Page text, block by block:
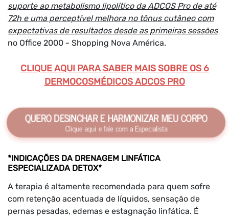
suporte ao metabolismo lipolítico da ADCOS Pro de até
72h e uma perceptível melhora no tônus cutâneo com
expectativas de resultados desde as primeiras sessões
no Office 2000 - Shopping Nova América.
CLIQUE AQUI PARA SABER MAIS SOBRE OS 6
DERMOCOSMÉDICOS ADCOS PRO
QUERO DESINCHAR E HARMONIZAR MEU CORPO
Clique aqui e fale com a Especialista
*INDICAÇÕES DA DRENAGEM LINFÁTICA
ESPECIALIZADA DETOX*
A terapia é altamente recomendada para quem sofre
com retenção acentuada de líquidos, sensação de
pernas pesadas, edemas e estagnação linfática. É